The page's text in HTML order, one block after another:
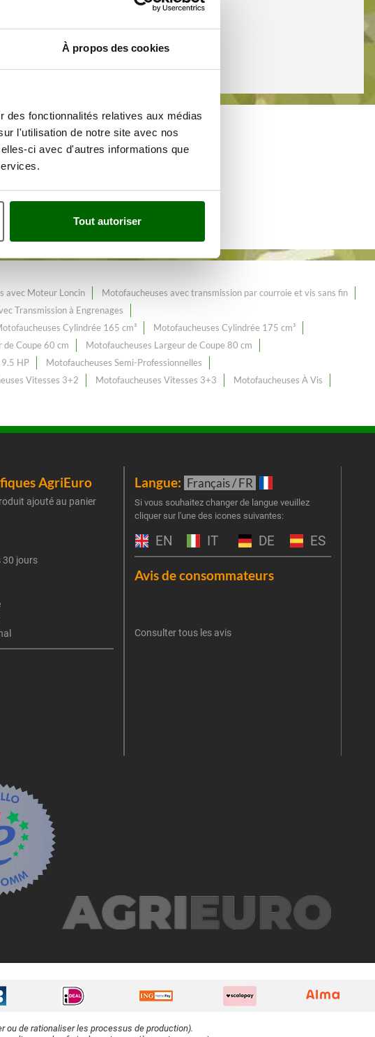
À propos des cookies
des fonctionnalités relatives aux médias
l'utilisation de notre site avec nos
ci avec d'autres informations que
Tout autoriser
de plus de 65
avec Moteur Loncin
Motofaucheuses avec transmission par courroie et vis sans fin
Transmission à Engrenages
Cylindrée 165 cm³
Motofaucheuses Cylindrée 175 cm³
de Coupe 60 cm
Motofaucheuses Largeur de Coupe 80 cm
9.5 HP
Motofaucheuses Semi-Professionnelles
Vitesses 3+2 Motofaucheuses Vitesses 3+3
Motofaucheuses À Vis
AgriEuro
ajouté au panier
30 jours
Langue: Français / FR
Si vous souhaitez changer de langue veuillez
cliquer sur l'une des icones suivantes:
EN IT DE ES
Avis de consommateurs
Consulter tous les avis
de rationaliser les processus de production).